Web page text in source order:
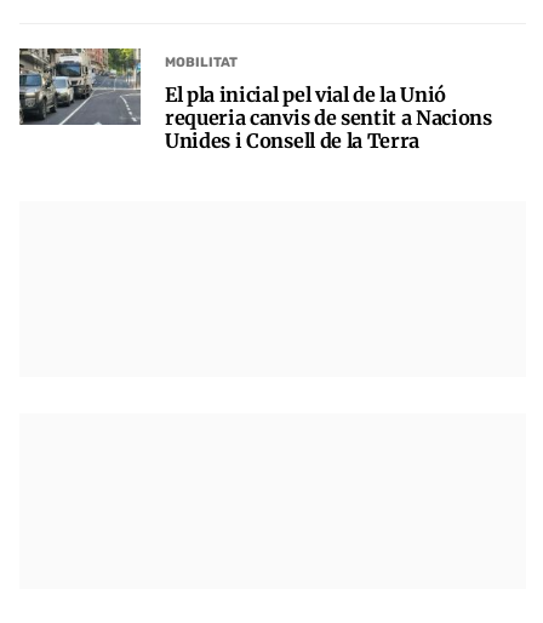
MOBILITAT
El pla inicial pel vial de la Unió
requeria canvis de sentit a Nacions
Unides i Consell de la Terra